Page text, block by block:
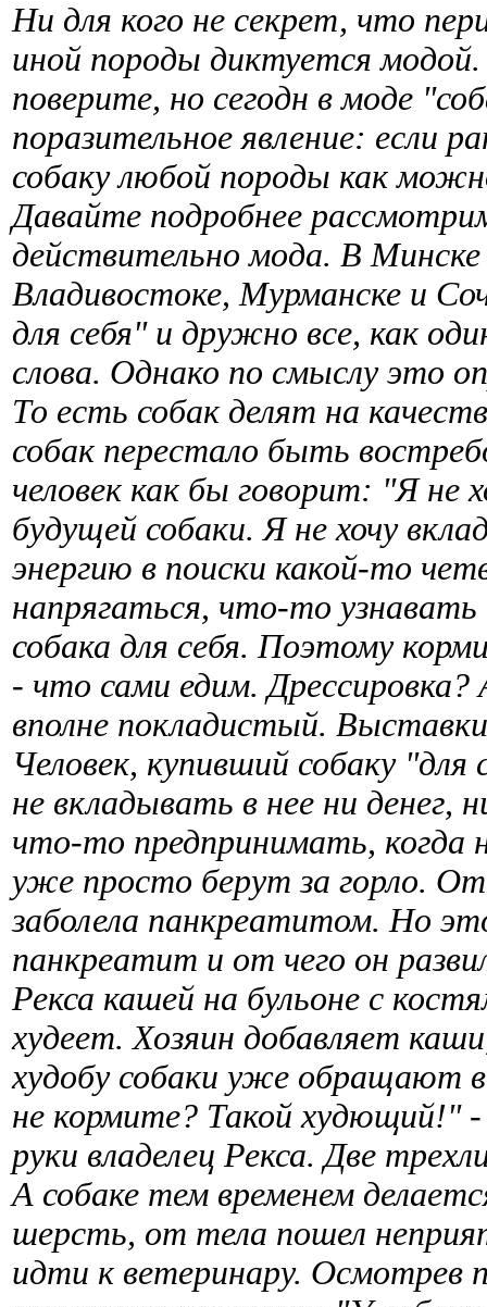
Ни для кого не секрет, что
иной породы диктуется
поверите, но сегодн в моде
поразительное явление: если
собаку любой породы как
Давайте подробнее
действительно мода. В
Владивостоке, Мурманске и
для себя" и дружно все, как
слова. Однако по смыслу это
То есть собак делят на
собак перестало быть
человек как бы говорит: "Я не
будущей собаки. Я не хочу
энергию в поиски какой-то
напрягаться, что-то
собака для себя. Поэтому
- что сами едим.
вполне покладистый.
Человек, купивший собаку
не вкладывать в нее ни денег,
что-то предпринимать,
уже просто берут за горло.
заболела панкреатитом. Но
панкреатит и от чего он
Рекса кашей на бульоне с
худеет. Хозяин добавляет
худобу собаки уже обращают
не кормите? Такой худющий!"
руки владелец Рекса. Две
А собаке тем временем
шерсть, от тела пошел
идти к ветеринару. Осмотрев